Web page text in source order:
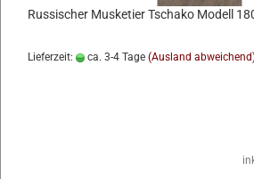
Russischer Musketier Tschako Modell
Lieferzeit: ca. 3-4 Tage (Ausland